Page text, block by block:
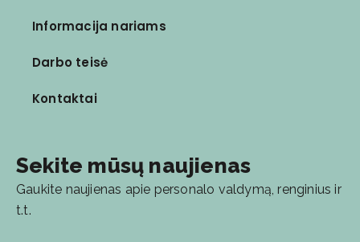
Informacija nariams
Darbo teisė
Kontaktai
Sekite mūsų naujienas
Gaukite naujienas apie personalo valdymą, renginius ir
t.t.